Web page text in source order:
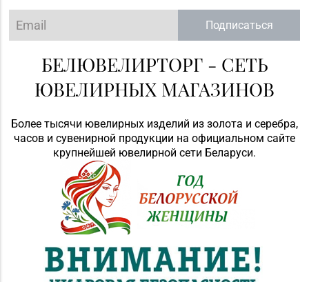
Подписаться
БЕЛЮВЕЛИРТОРГ - СЕТЬ
ЮВЕЛИРНЫХ МАГАЗИНОВ
Более тысячи ювелирных изделий из золота и серебра,
часов и сувенирной продукции на официальном сайте
крупнейшей ювелирной сети Беларуси.